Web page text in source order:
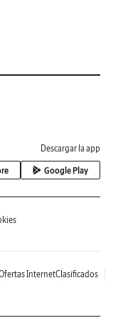
Descargar la app
Google Play
InternetClasificados